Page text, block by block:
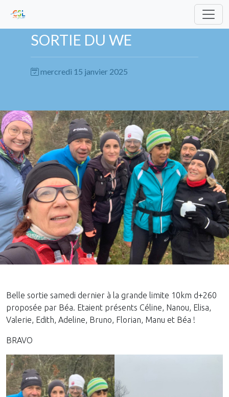
SORTIE DU WE
mercredi 15 janvier 2025
Belle sortie samedi dernier à la grande limite 10km d+260
proposée par Béa. Etaient présents Céline, Nanou, Elisa,
Valerie, Edith, Adeline, Bruno, Florian, Manu et Béa !
BRAVO